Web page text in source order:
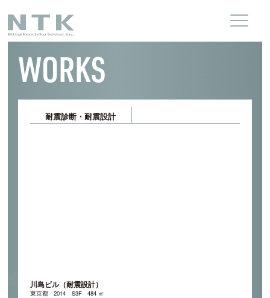
WORKS
耐震診断・耐震設計
川島ビル（耐震設計）
東京都 2014 S3F 484 ㎡